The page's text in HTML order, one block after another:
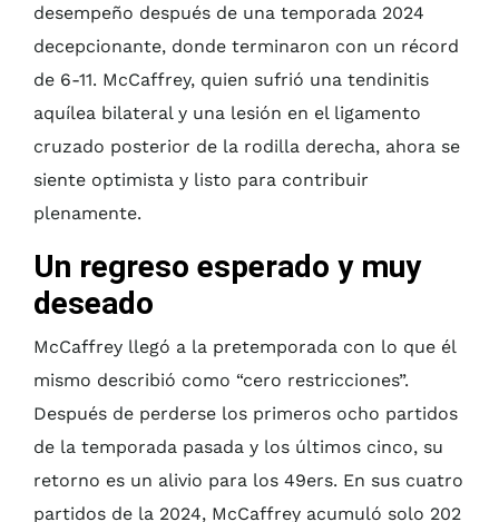
desempeño después de una temporada 2024
decepcionante, donde terminaron con un récord
de 6-11. McCaffrey, quien sufrió una tendinitis
aquílea bilateral y una lesión en el ligamento
cruzado posterior de la rodilla derecha, ahora se
siente optimista y listo para contribuir
plenamente.
Un regreso esperado y muy
deseado
McCaffrey llegó a la pretemporada con lo que él
mismo describió como “cero restricciones”.
Después de perderse los primeros ocho partidos
de la temporada pasada y los últimos cinco, su
retorno es un alivio para los 49ers. En sus cuatro
partidos de la 2024, McCaffrey acumuló solo 202